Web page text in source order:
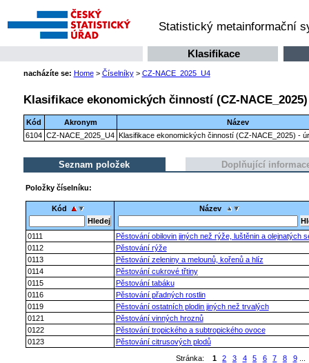
Statistický metainformační
Klasifikace
nacházíte se: Home> Číselníky> CZ-NACE_2025_U4
Klasifikace ekonomických činností (CZ-
Kód Akronym
Název
6104 CZ-NACE_2025_U4 Klasifikace ekonomických činností (CZ-NACE_2025) -
Seznam položek Doplňující
Položky číselníku:
Kód Název
0111
Pěstování obilovin jiných než rýže, luštěnin a olejnatých
0112
Pěstování rýže
0113
Pěstování zeleniny a melounů, kořenů a hlíz
0114
Pěstování cukrové třtiny
0115
Pěstování tabáku
0116
Pěstování přadných rostlin
0119
Pěstování ostatních plodin jiných než trvalých
0121
Pěstování vinných hroznů
0122
Pěstování tropického a subtropického ovoce
0123
Pěstování citrusových plodů
Stránka:
1 2 3 4 5 6 7 8 9...